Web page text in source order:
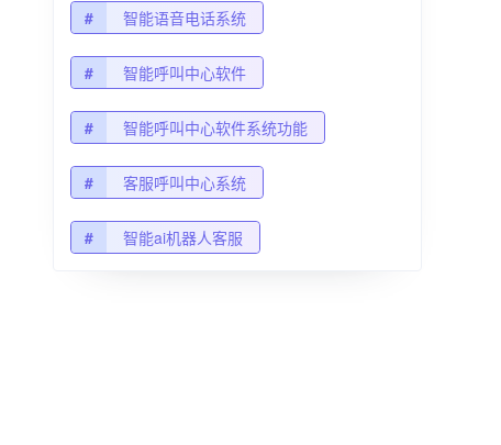
# 智能语音电话系统
# 智能呼叫中心软件
# 智能呼叫中心软件系统功能
# 客服呼叫中心系统
# 智能ai机器人客服